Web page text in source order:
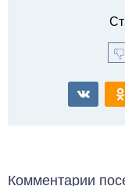
Комментарии